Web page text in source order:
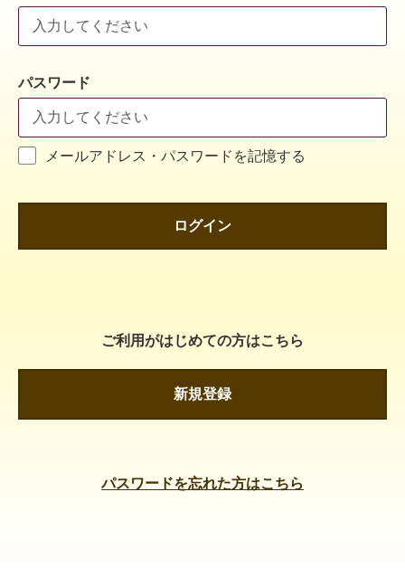
パスワード
メールアドレス・パスワードを記憶する
ログイン
ご利用がはじめての方はこちら
新規登録
パスワードを忘れた方はこちら